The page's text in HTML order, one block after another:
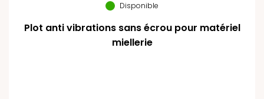
Disponible
Plot anti vibrations sans écrou pour matériel
miellerie